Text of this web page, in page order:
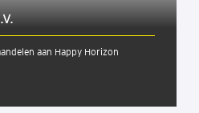
aan Happy Horizon